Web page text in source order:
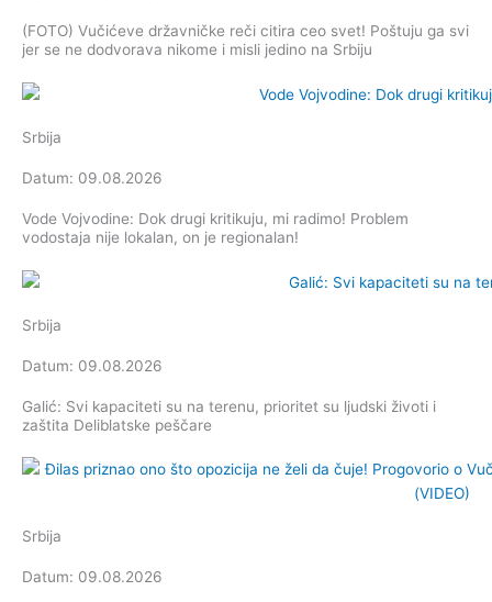
(FOTO) Vučićeve državničke reči citira ceo svet! Poštuju ga svi
jer se ne dodvorava nikome i misli jedino na Srbiju
Srbija
Datum: 09.08.2026
Vode Vojvodine: Dok drugi kritikuju, mi radimo! Problem
vodostaja nije lokalan, on je regionalan!
Srbija
Datum: 09.08.2026
Galić: Svi kapaciteti su na terenu, prioritet su ljudski životi i
zaštita Deliblatske peščare
Srbija
Datum: 09.08.2026